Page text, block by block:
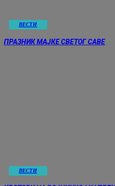
ВЕСТИ
ПРАЗНИК МАЈКЕ СВЕТОГ САВЕ
ВЕСТИ